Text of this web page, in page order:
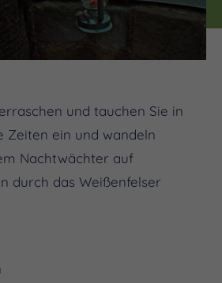
und tauchen Sie in
Zeiten ein und wandeln
Nachtwächter auf
durch das Weißenfelser